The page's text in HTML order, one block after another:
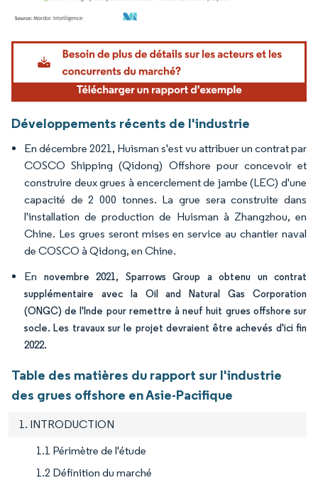
Image © Mordor Intelligence. La réutilisation nécessite une attribution sous CC BY
Développements récents de l'industrie
En décembre 2021, Huisman s'est vu attribuer un contrat par
COSCO Shipping (Qidong) Offshore pour concevoir et
construire deux grues à encerclement de jambe (LEC) d'une
capacité de 2 000 tonnes. La grue sera construite dans
l'installation de production de Huisman à Zhangzhou, en
Chine. Les grues seront mises en service au chantier naval
de COSCO à Qidong, en Chine.
En novembre 2021, Sparrows Group a obtenu un contrat
supplémentaire avec la Oil and Natural Gas Corporation
(ONGC) de l'Inde pour remettre à neuf huit grues offshore sur
socle. Les travaux sur le projet devraient être achevés d'ici fin
2022.
Table des matières du rapport sur l'industrie
des grues offshore en Asie-Pacifique
1. INTRODUCTION
1.1 Périmètre de l'étude
1.2 Définition du marché